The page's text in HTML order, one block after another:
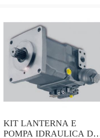
HONDA ecc
KIT LANTERNA E
POMPA IDRAULICA DA